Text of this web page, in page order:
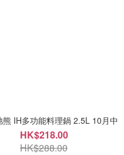
熊 IH多功能料理鍋 2.5L 10月中
HK$218.00
HK$288.00